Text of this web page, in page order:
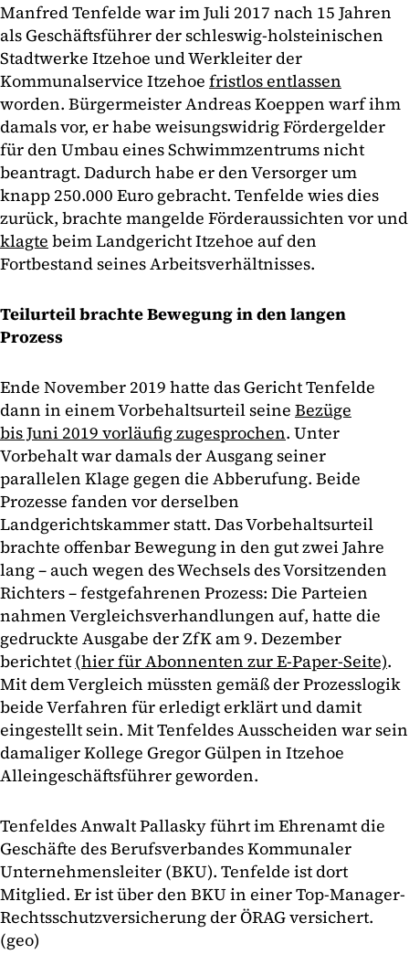
Manfred Tenfelde war im Juli 2017 nach 15 Jahren
als Geschäftsführer der schleswig-holsteinischen
Stadtwerke Itzehoe und Werkleiter der
Kommunalservice Itzehoe fristlos entlassen
worden. Bürgermeister Andreas Koeppen warf ihm
damals vor, er habe weisungswidrig Fördergelder
für den Umbau eines Schwimmzentrums nicht
beantragt. Dadurch habe er den Versorger um
knapp 250.000 Euro gebracht. Tenfelde wies dies
zurück, brachte mangelde Förderaussichten vor und
klagte beim Landgericht Itzehoe auf den
Fortbestand seines Arbeitsverhältnisses.
Teilurteil brachte Bewegung in den langen
Prozess
Ende November 2019 hatte das Gericht Tenfelde
dann in einem Vorbehaltsurteil seine Bezüge
bis Juni 2019 vorläufig zugesprochen. Unter
Vorbehalt war damals der Ausgang seiner
parallelen Klage gegen die Abberufung. Beide
Prozesse fanden vor derselben
Landgerichtskammer statt. Das Vorbehaltsurteil
brachte offenbar Bewegung in den gut zwei Jahre
lang – auch wegen des Wechsels des Vorsitzenden
Richters – festgefahrenen Prozess: Die Parteien
nahmen Vergleichsverhandlungen auf, hatte die
gedruckte Ausgabe der ZfK am 9. Dezember
berichtet (hier für Abonnenten zur E-Paper-Seite).
Mit dem Vergleich müssten gemäß der Prozesslogik
beide Verfahren für erledigt erklärt und damit
eingestellt sein. Mit Tenfeldes Ausscheiden war sein
damaliger Kollege Gregor Gülpen in Itzehoe
Alleingeschäftsführer geworden.
Tenfeldes Anwalt Pallasky führt im Ehrenamt die
Geschäfte des Berufsverbandes Kommunaler
Unternehmensleiter (BKU). Tenfelde ist dort
Mitglied. Er ist über den BKU in einer Top-Manager-
Rechtsschutzversicherung der ÖRAG versichert.
(geo)